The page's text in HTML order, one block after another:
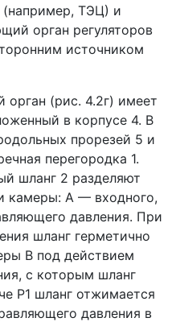
ТЭЦ) и
орган регуляторов
источником
(рис. 4.2г) имеет
в корпусе 4. В
прорезей 5 и
перегородка 1.
шланг 2 разделяют
камеры: А — входного,
давления. При
шланг герметично
В под действием
с которым шланг
Р1 шланг отжимается
давления в